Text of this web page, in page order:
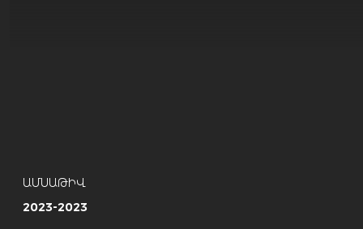
ԱՄՍԱԹԻՎ
2023-2023